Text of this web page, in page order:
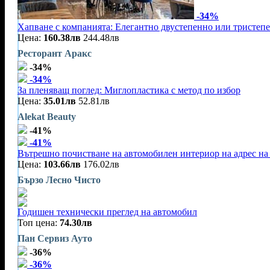
-34%
Хапване с компанията: Елегантно двустепенно или
Цена: 160.38лв 244.48лв
Ресторант Аракс
-34%
-34%
За пленяващ поглед: Миглопластика с метод по избор
Цена: 35.01лв 52.81лв
Alekat Beauty
-41%
-41%
Вътрешно почистване на автомобилен интериор на адрес
Цена: 103.66лв 176.02лв
Бързо Лесно Чисто
Годишен технически преглед на автомобил
Топ цена: 74.30лв
Пан Сервиз Ауто
-36%
-36%